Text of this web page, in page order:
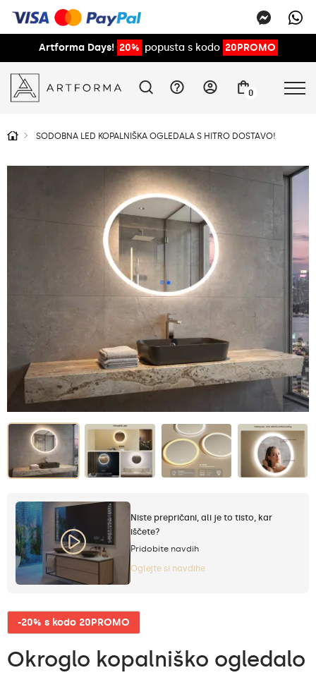
Artforma Days! 20% popusta s kodo 20PROMO
0
SODOBNA LED KOPALNIŠKA OGLEDALA S HITRO DOSTAVO!
Niste prepričani, ali je to tisto, kar
iščete?
Pridobite navdih
Oglejte si navdihe
-20% s kodo 20PROMO
Okroglo kopalniško ogledalo